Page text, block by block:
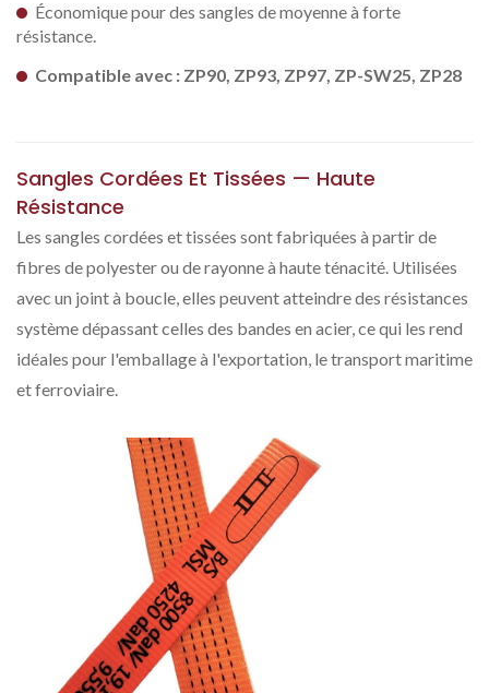
Économique pour des sangles de moyenne à forte
résistance.
Compatible avec : ZP90, ZP93, ZP97, ZP-SW25, ZP28
Sangles Cordées Et Tissées — Haute
Résistance
Les sangles cordées et tissées sont fabriquées à partir de
fibres de polyester ou de rayonne à haute ténacité. Utilisées
avec un joint à boucle, elles peuvent atteindre des résistances
système dépassant celles des bandes en acier, ce qui les rend
idéales pour l'emballage à l'exportation, le transport maritime
et ferroviaire.